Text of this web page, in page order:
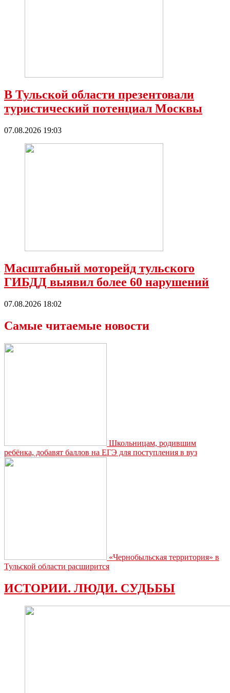
В Тульской области презентовали
туристический потенциал Москвы
07.08.2026 19:03
Масштабный моторейд тульского
ГИБДД выявил более 60 нарушений
07.08.2026 18:02
Самые читаемые новости
Школьницам, родившим
ребёнка, добавят баллов на ЕГЭ для поступления в вуз
«Чернобыльская территория» в
Тульской области расширится
ИСТОРИИ. ЛЮДИ. СУДЬБЫ